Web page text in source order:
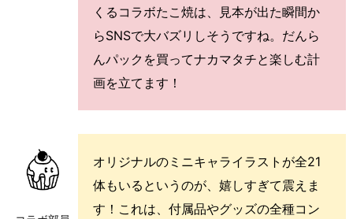
くるコラボたこ焼は、見本が出た瞬間か
らSNSで大バズリしそうですね。だんら
んパックを買ってナカマタチと楽しむ計
画を立てます！
オリジナルのミニキャライラストが全21
体もいるというのが、嬉しすぎて震えま
す！これは、付属品やグッズの全種コン